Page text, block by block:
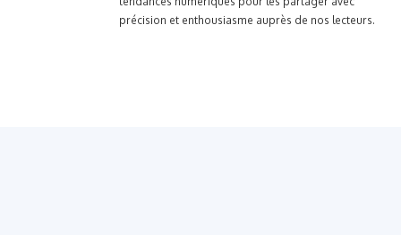
précision et enthousiasme auprès de nos lecteurs.